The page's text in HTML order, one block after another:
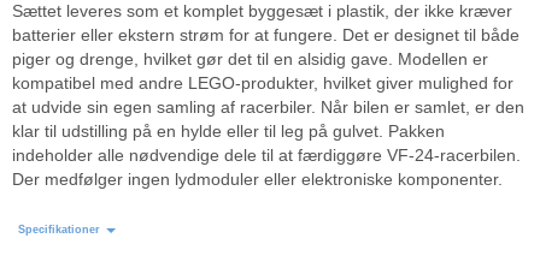
Sættet leveres som et komplet byggesæt i plastik, der ikke kræver
batterier eller ekstern strøm for at fungere. Det er designet til både
piger og drenge, hvilket gør det til en alsidig gave. Modellen er
kompatibel med andre LEGO-produkter, hvilket giver mulighed for
at udvide sin egen samling af racerbiler. Når bilen er samlet, er den
klar til udstilling på en hylde eller til leg på gulvet. Pakken
indeholder alle nødvendige dele til at færdiggøre VF-24-racerbilen.
Der medfølger ingen lydmoduler eller elektroniske komponenter.
Specifikationer